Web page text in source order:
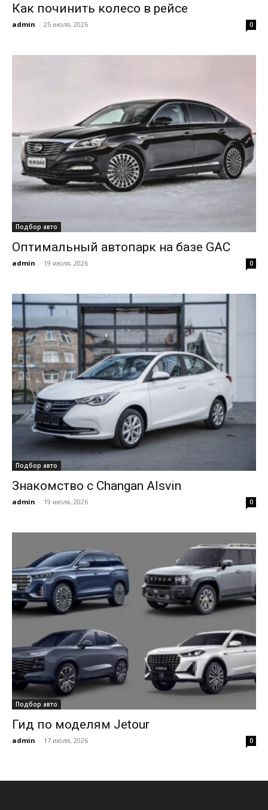
Как починить колесо в рейсе
admin - 25 июля, 2026 0
Подбор авто
Оптимальный автопарк на базе GAC
admin - 19 июля, 2026 0
Подбор авто
Знакомство с Changan Alsvin
admin - 19 июля, 2026 0
Подбор авто
Гид по моделям Jetour
admin - 17 июля, 2026 0